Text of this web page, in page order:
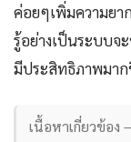
ค่อยๆเพิ่มความยา
รู้อย่างเป็นระบบจ
มีประสิทธิภาพมา
เนื้อหาเกี่ยวข้อง